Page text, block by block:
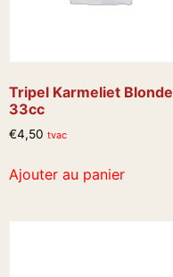
Tripel Karmeliet Blonde
33cc
€4,50 tvac
Ajouter au panier